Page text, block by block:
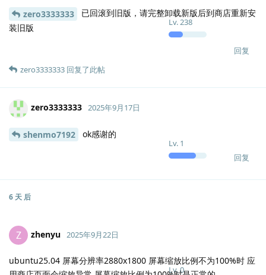
Lv.238
zero3333333
已回滚到旧版，请完整卸载新版后到商店重新安
装旧版
回复
zero3333333 回复了此帖
zero3333333
Lv. 1
2025年9月17日
shenmo7192 ok感谢的
回复
6 天 后
Z zhenyu
Lv.0
2025年9月22日
ubuntu25.04 屏幕分辨率2880x1800 屏幕缩放比例不为100%时 应